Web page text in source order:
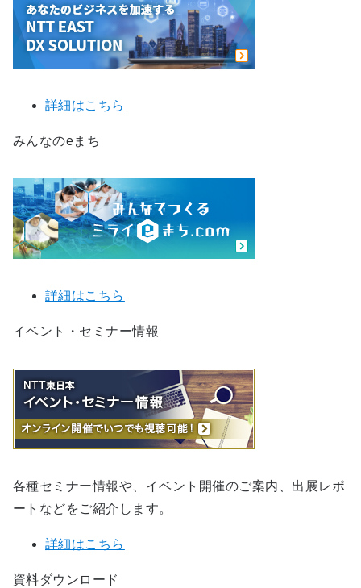
詳細はこちら
みんなのeまち
詳細はこちら
イベント・セミナー情報
各種セミナー情報や、イベント開催のご案内、出展レポ
ートなどをご紹介します。
詳細はこちら
資料ダウンロード